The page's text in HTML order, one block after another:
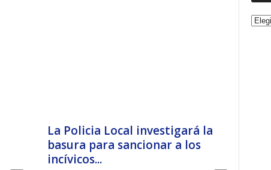
La Policia Local investigará la
basura para sancionar a los
incívicos...